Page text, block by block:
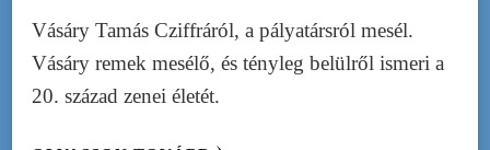
Vásáry Tamás Cziffráról, a pályatársról mesél.
Vásáry remek mesélő, és tényleg belülről ismeri a
20. század zenei életét.